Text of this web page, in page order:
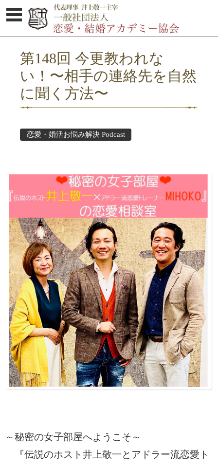
協会概要
婚活お悩み解決集
Podcast
セミナー受講者の感想
お問い合わせ
第148回 今更教われな
い！〜相手の連絡先を自然
に聞く方法〜
恋愛・婚活お悩み解決 Podcast
～秘密の女子部屋へようこそ～
『伝説のホスト井上敬一とアドラー流恋愛ト